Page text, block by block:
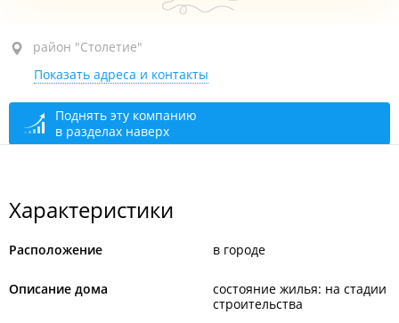
район "Столетие", ул. Постышева, 7А
район "Столетие"
Показать адреса и контакты
Поднять эту компанию
в разделах наверх
Характеристики
Расположение в городе
Описание дома
состояние жилья: на стадии
строительства